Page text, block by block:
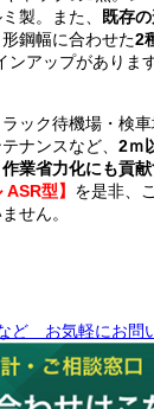
製。また、
既存
鋼幅に合わせた2
アップがあります
ック待機場・検
ナンスなど、 2ｍ
業省力化にも貢献
型】 を是非、
せん。
ど お気軽にお問